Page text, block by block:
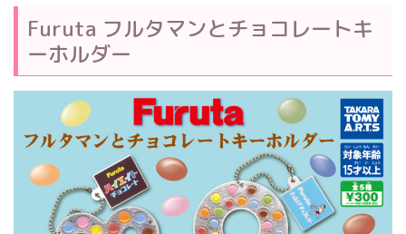
Furuta フルタマンとチョコレートキ
ーホルダー